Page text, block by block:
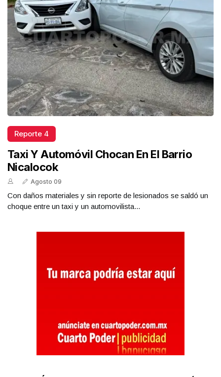
Reporte 4
Taxi Y Automóvil Chocan En El Barrio
Nicalocok
Agosto 09
Con daños materiales y sin reporte de lesionados se saldó un
choque entre un taxi y un automovilista...